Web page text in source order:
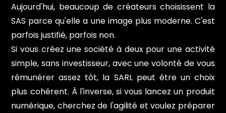
Aujourd'hui, beaucoup de créateurs choisissent la
SAS parce qu'elle a une image plus moderne. C'est
parfois justifié, parfois non.
Si vous créez une société à deux pour une activité
simple, sans investisseur, avec une volonté de vous
rémunérer assez tôt, la SARL peut être un choix
plus cohérent. À l'inverse, si vous lancez un produit
numérique, cherchez de l'agilité et voulez préparer